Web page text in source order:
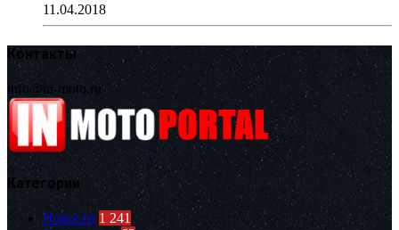
11.04.2018
Контакты
info@in-moto.ru
Категории
Новости 1 241